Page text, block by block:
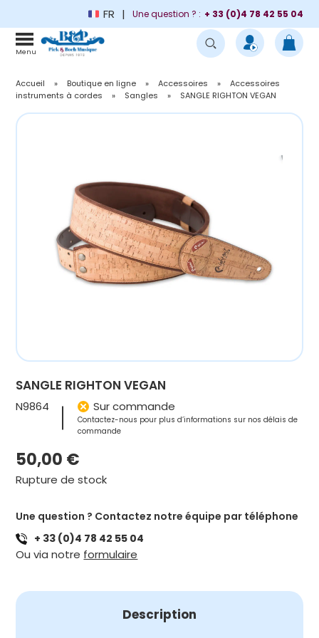
FR Une question ? : + 33 (0)4 78 42 55 04
Menu
Accueil » Boutique en ligne » Accessoires »
Accessoires
instruments à cordes
» Sangles » SANGLE RIGHTON VEGAN
SANGLE RIGHTON VEGAN
N9864 Sur commande
Contactez-nous pour plus d’informations sur nos délais de
commande
50,00 €
Rupture de stock
Une question ? Contactez notre équipe par téléphone
+ 33 (0)4 78 42 55 04
Ou via notre formulaire
Description